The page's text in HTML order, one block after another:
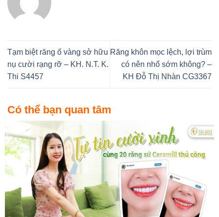
Tạm biệt răng ố vàng sở hữu
nụ cười rạng rỡ – KH. N.T. K.
Thi S4457
Răng khôn mọc lệch, lợi trùm
có nên nhổ sớm không? –
KH Đỗ Thị Nhàn CG3367
Có thể bạn quan tâm